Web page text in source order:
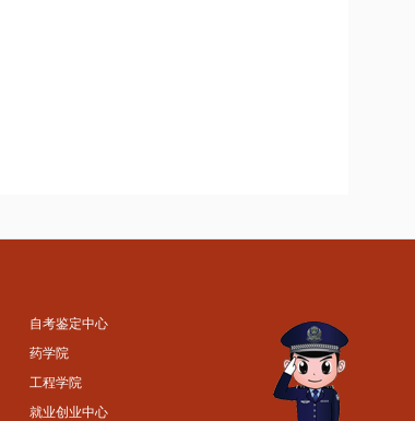
自考鉴定中心
药学院
工程学院
就业创业中心